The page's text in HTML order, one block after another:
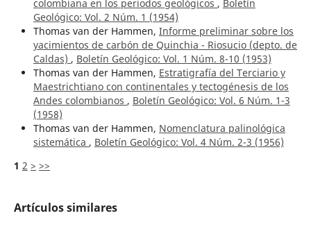
colombiana en los periodos geológicos , Boletín
Geológico: Vol. 2 Núm. 1 (1954)
Thomas van der Hammen, Informe preliminar sobre los
yacimientos de carbón de Quinchia - Riosucio (depto. de
Caldas) , Boletín Geológico: Vol. 1 Núm. 8-10 (1953)
Thomas van der Hammen, Estratigrafía del Terciario y
Maestrichtiano con continentales y tectogénesis de los
Andes colombianos , Boletín Geológico: Vol. 6 Núm. 1-3
(1958)
Thomas van der Hammen, Nomenclatura palinológica
sistemática , Boletín Geológico: Vol. 4 Núm. 2-3 (1956)
1 2 > >>
Artículos similares